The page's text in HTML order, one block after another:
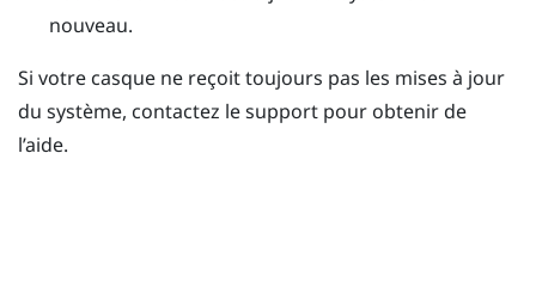
nouveau.
Si votre casque ne reçoit toujours pas les mises à jour
du système, contactez le support pour obtenir de
l’aide.